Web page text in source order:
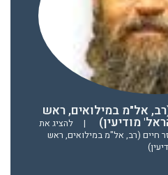
אל"מ במילואים, ראש
מודיעין) |
להציג את
חיים (רב, אל"מ במילואים, ראש